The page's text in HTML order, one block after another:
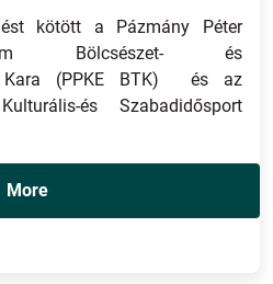
kötött a Pázmány Péter
Bölcsészet- és
Kara (PPKE BTK) és az
és Szabadidősport
More